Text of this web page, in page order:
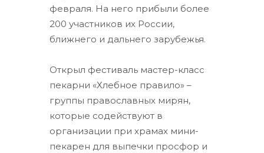
февраля. На него прибыли более
200 участников их России,
ближнего и дальнего зарубежья.
Открыл фестиваль мастер-класс
пекарни «Хлебное правило» –
группы православных мирян,
которые содействуют в
организации при храмах мини-
пекарен для выпечки просфор и